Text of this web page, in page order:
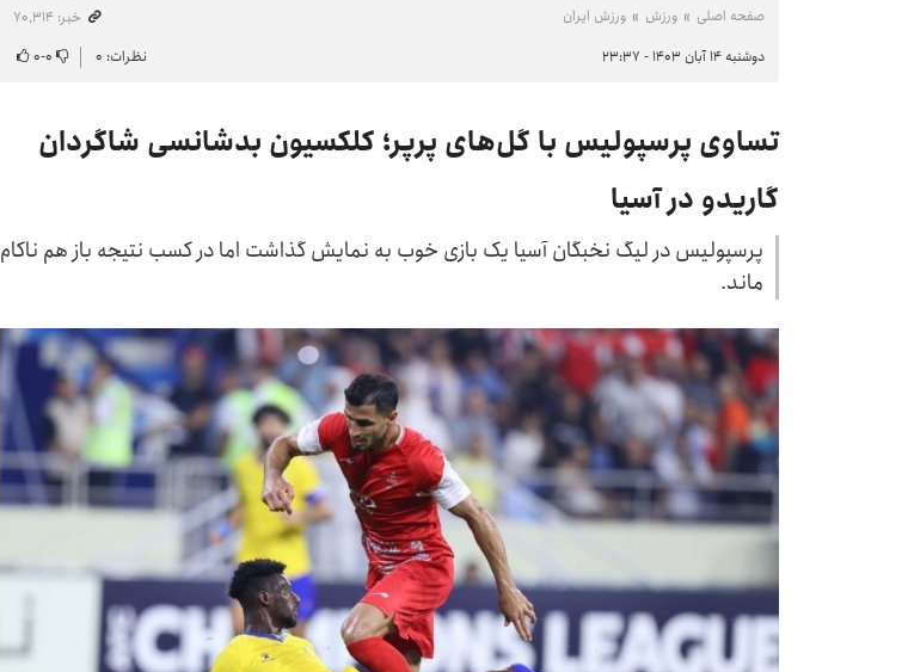
صفحه اصلی ورزش ورزش ایران
خبر: ۷۰٬۳۱۴
دوشنبه ۱۴ آبان ۱۴۰۳ - ۲۳:۳۷
نظرات: ۰ ۰-۰
تساوی پرسپولیس با گل‌های پرپر؛ کلکسیون بدشانسی شاگردان
گاریدو در آسیا
پرسپولیس در لیگ نخبگان آسیا یک بازی خوب به نمایش گذاشت اما در کسب نتیجه باز هم ناکام
ماند.